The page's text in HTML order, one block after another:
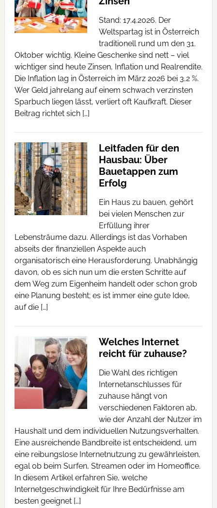
Stand: 17.4.2026. Der
Weltspartag ist in Österreich
traditionell rund um den 31.
Oktober wichtig. Kleine Geschenke sind nett – viel
wichtiger sind heute Zinsen, Inflation und Realrendite.
Die Inflation lag in Österreich im März 2026 bei 3,2 %.
Wer Geld jahrelang auf einem schwach verzinsten
Sparbuch liegen lässt, verliert oft Kaufkraft. Dieser
Beitrag richtet sich […]
Leitfaden für den
Hausbau: Über
Bauetappen zum
Erfolg
Ein Haus zu bauen, gehört
bei vielen Menschen zur
Erfüllung ihrer
Lebensträume dazu. Allerdings ist das Vorhaben
abseits der finanziellen Aspekte auch
organisatorisch eine Herausforderung. Unabhängig
davon, ob es sich nun um die ersten Schritte auf
dem Weg zum Eigenheim handelt oder schon grob
eine Planung besteht; es ist immer eine gute Idee,
auf die […]
Welches Internet
reicht für zuhause?
Die Wahl des richtigen
Internetanschlusses für
zuhause hängt von
verschiedenen Faktoren ab,
wie der Anzahl der Nutzer im
Haushalt und dem individuellen Nutzungsverhalten.
Eine ausreichende Bandbreite ist entscheidend, um
eine reibungslose Internetnutzung zu gewährleisten,
egal ob beim Surfen, Streamen oder im Homeoffice.
In diesem Artikel erfahren Sie, welche
Internetgeschwindigkeit für Ihre Bedürfnisse am
besten geeignet […]